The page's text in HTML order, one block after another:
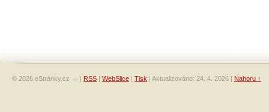
© 2026 eStránky.cz | RSS | WebSlice | Tisk | Aktualizováno: 24. 4. 2026 | Nahoru ↑